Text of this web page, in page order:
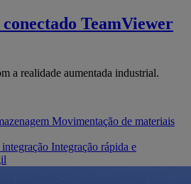
TeamViewer
a realidade aumentada industrial.
Movimentação de materiais
Integração rápida e